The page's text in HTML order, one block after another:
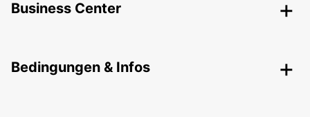
Business Center
Bedingungen & Infos